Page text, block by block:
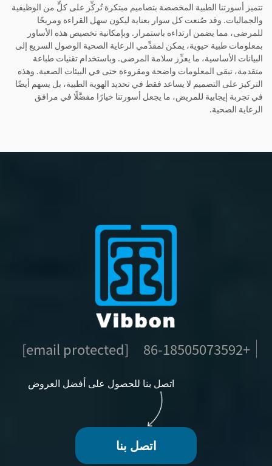
تتميز أسورتنا الطبية المخصصة بتصاميم مبتكرة تُركِّز على كلٍّ من الوظيفية
والجماليات. وقد صُنعت كل سوار بعناية ليكون سهل القراءة ومريحًا
للمرضى، مما يضمن ارتداءه باستمرار. وبإمكانية تخصيص هذه الأساور
بمعلومات طبية حيوية، يمكن لمقدِّمي الرعاية الصحية الوصول السريع إلى
البيانات الأساسية، ما يعزِّز سلامة المرضى. وباستخدام تقنيات طباعة
متقدمة، تبقى المعلومات واضحة ومقروءة حتى في البيئات الصعبة. وهذه
التركيز على التصميم لا يساعد فقط في تحديد الهوية الطبية، بل يسهم أيضًا
في تجربة إيجابية للمريض، ما يجعل أسورتنا خيارًا مفضَّلًا في مرافق
الرعاية الصحية.
+86-18505073592
[email protected]
اتصل بنا للحصول على أفضل العروض
اتصل بنا